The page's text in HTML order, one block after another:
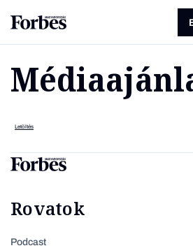
Letöltés
Rovatok
Podcast